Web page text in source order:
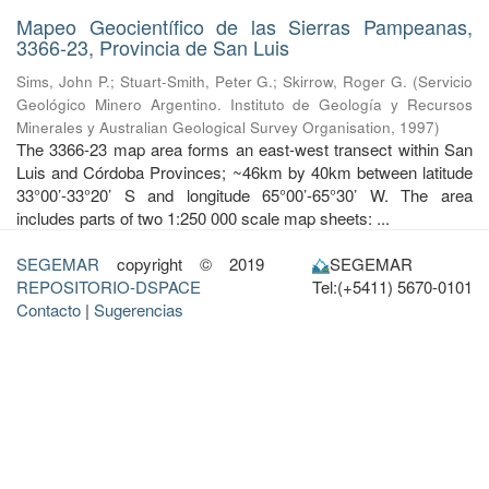
Mapeo Geocientífico de las Sierras Pampeanas,
3366-23, Provincia de San Luis
Sims, John P.; Stuart-Smith, Peter G.;Skirrow, Roger G. (Servicio
Geológico Minero Argentino. Instituto de Geología y Recursos
Minerales y Australian Geological Survey Organisation, 1997)
The 3366-23 map area forms an east-west transect within San
Luis and Córdoba Provinces; ~46km by 40km between latitude
33°00’-33°20’ S and longitude 65°00’-65°30’ W. The area
includes parts of two 1:250 000 scale map sheets: ...
SEGEMAR copyright © 2019
REPOSITORIO-DSPACE
Contacto | Sugerencias
SEGEMAR
Tel:(+5411) 5670-0101